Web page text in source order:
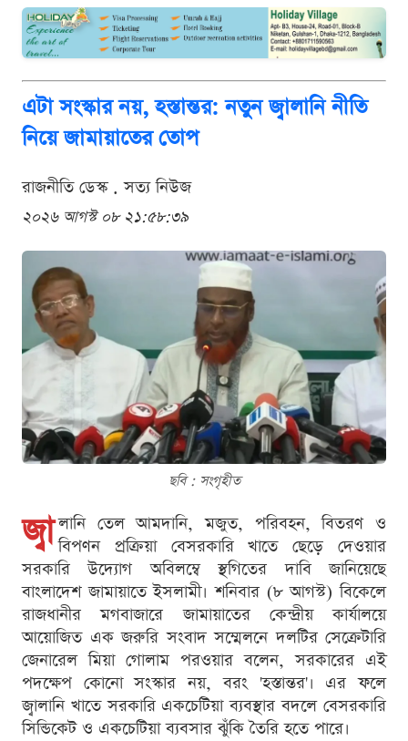
এটা সংস্কার নয়, হস্তান্তর: নতুন জ্বালানি নীতি
নিয়ে জামায়াতের তোপ
রাজনীতি ডেস্ক . সত্য নিউজ
২০২৬ আগস্ট ০৮ ২১:৫৮:৩৯
ছবি : সংগৃহীত
জ্বা লানি তেল আমদানি, মজুত, পরিবহন, বিতরণ ও
বিপণন প্রক্রিয়া বেসরকারি খাতে ছেড়ে দেওয়ার
সরকারি উদ্যোগ অবিলম্বে স্থগিতের দাবি জানিয়েছে
বাংলাদেশ জামায়াতে ইসলামী। শনিবার (৮ আগস্ট) বিকেলে
রাজধানীর মগবাজারে জামায়াতের কেন্দ্রীয় কার্যালয়ে
আয়োজিত এক জরুরি সংবাদ সম্মেলনে দলটির সেক্রেটারি
জেনারেল মিয়া গোলাম পরওয়ার বলেন, সরকারের এই
পদক্ষেপ কোনো সংস্কার নয়, বরং 'হস্তান্তর'। এর ফলে
জ্বালানি খাতে সরকারি একচেটিয়া ব্যবস্থার বদলে বেসরকারি
সিন্ডিকেট ও একচেটিয়া ব্যবসার ঝুঁকি তৈরি হতে পারে।